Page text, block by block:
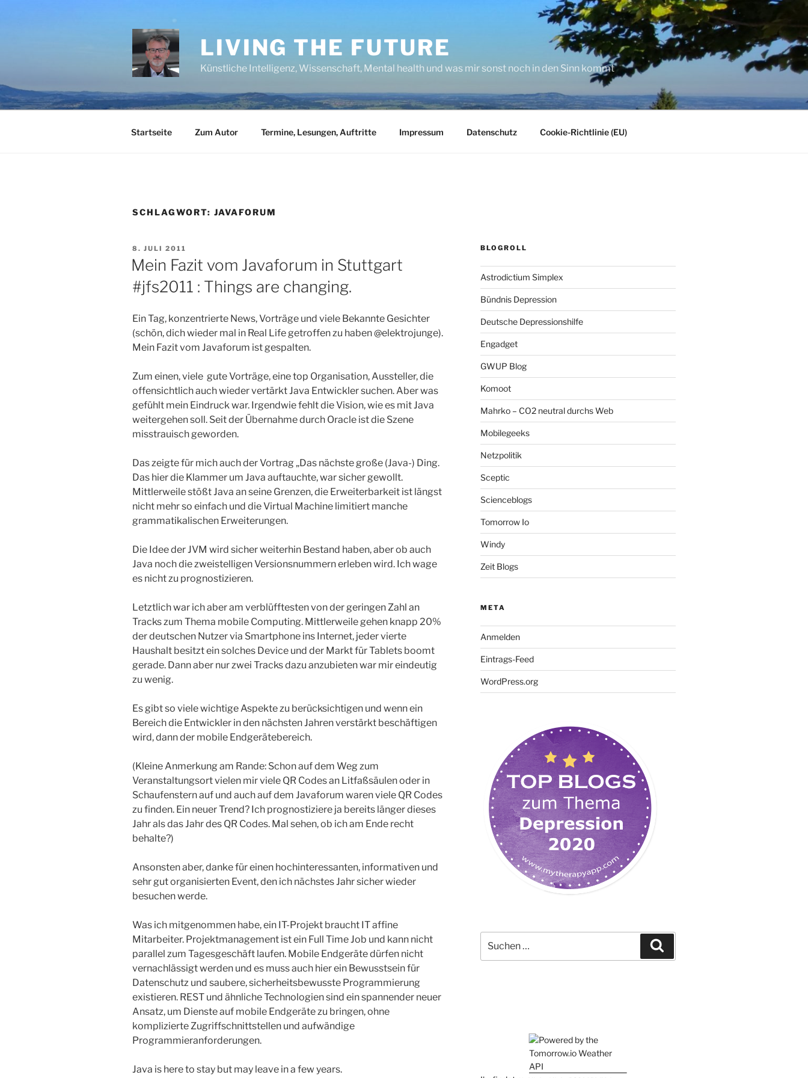
LIVING THE FUTURE
Künstliche Intelligenz, Wissenschaft, Mental health und was mir sonst noch in den Sinn kommt
Startseite Zum Autor Termine, Lesungen, Auftritte Impressum Datenschutz Cookie-Richtlinie (EU)
SCHLAGWORT: JAVAFORUM
VERÖFFENTLICHT
AM
8. JULI 2011
Mein Fazit vom Javaforum in Stuttgart
#jfs2011 : Things are changing.
Ein Tag, konzentrierte News, Vorträge und viele Bekannte Gesichter
(schön, dich wieder mal in Real Life getroffen zu haben @elektrojunge).
Mein Fazit vom Javaforum ist gespalten.
Zum einen, viele gute Vorträge, eine top Organisation, Aussteller, die
offensichtlich auch wieder vertärkt Java Entwickler suchen. Aber was
gefühlt mein Eindruck war. Irgendwie fehlt die Vision, wie es mit Java
weitergehen soll. Seit der Übernahme durch Oracle ist die Szene
misstrauisch geworden.
Das zeigte für mich auch der Vortrag „Das nächste große (Java-) Ding.
Das hier die Klammer um Java auftauchte, war sicher gewollt.
Mittlerweile stößt Java an seine Grenzen, die Erweiterbarkeit ist längst
nicht mehr so einfach und die Virtual Machine limitiert manche
grammatikalischen Erweiterungen.
Die Idee der JVM wird sicher weiterhin Bestand haben, aber ob auch
Java noch die zweistelligen Versionsnummern erleben wird. Ich wage
es nicht zu prognostizieren.
Letztlich war ich aber am verblüfftesten von der geringen Zahl an
Tracks zum Thema mobile Computing. Mittlerweile gehen knapp 20%
der deutschen Nutzer via Smartphone ins Internet, jeder vierte
Haushalt besitzt ein solches Device und der Markt für Tablets boomt
gerade. Dann aber nur zwei Tracks dazu anzubieten war mir eindeutig
zu wenig.
Es gibt so viele wichtige Aspekte zu berücksichtigen und wenn ein
Bereich die Entwickler in den nächsten Jahren verstärkt beschäftigen
wird, dann der mobile Endgerätebereich.
(Kleine Anmerkung am Rande: Schon auf dem Weg zum
Veranstaltungsort vielen mir viele QR Codes an Litfaßsäulen oder in
Schaufenstern auf und auch auf dem Javaforum waren viele QR Codes
zu finden. Ein neuer Trend? Ich prognostiziere ja bereits länger dieses
Jahr als das Jahr des QR Codes. Mal sehen, ob ich am Ende recht
behalte?)
Ansonsten aber, danke für einen hochinteressanten, informativen und
sehr gut organisierten Event, den ich nächstes Jahr sicher wieder
besuchen werde.
Was ich mitgenommen habe, ein IT-Projekt braucht IT affine
Mitarbeiter. Projektmanagement ist ein Full Time Job und kann nicht
parallel zum Tagesgeschäft laufen. Mobile Endgeräte dürfen nicht
vernachlässigt werden und es muss auch hier ein Bewusstsein für
Datenschutz und saubere, sicherheitsbewusste Programmierung
existieren. REST und ähnliche Technologien sind ein spannender neuer
Ansatz, um Dienste auf mobile Endgeräte zu bringen, ohne
komplizierte Zugriffschnittstellen und aufwändige
Programmieranforderungen.
Java is here to stay but may leave in a few years.
BLOGROLL
Astrodictium Simplex
Bündnis Depression
Deutsche Depressionshilfe
Engadget
GWUP Blog
Komoot
Mahrko – CO2 neutral durchs Web
Mobilegeeks
Netzpolitik
Sceptic
Scienceblogs
Tomorrow Io
Windy
Zeit Blogs
META
Anmelden
Eintrags-Feed
WordPress.org
nach: